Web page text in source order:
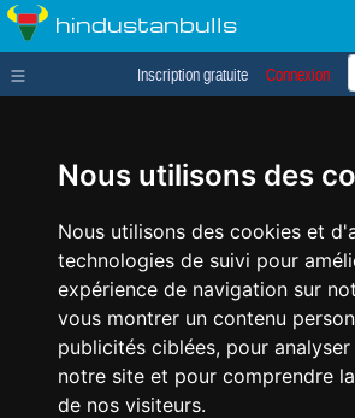
Nous utilisons des
Nous utilisons des cookies et
technologies de suivi pour
expérience de navigation sur
vous montrer un contenu
publicités ciblées, pour
notre site et pour comprendre
de nos visiteurs.
hindustanbulls
Inscription gratuite Connexion